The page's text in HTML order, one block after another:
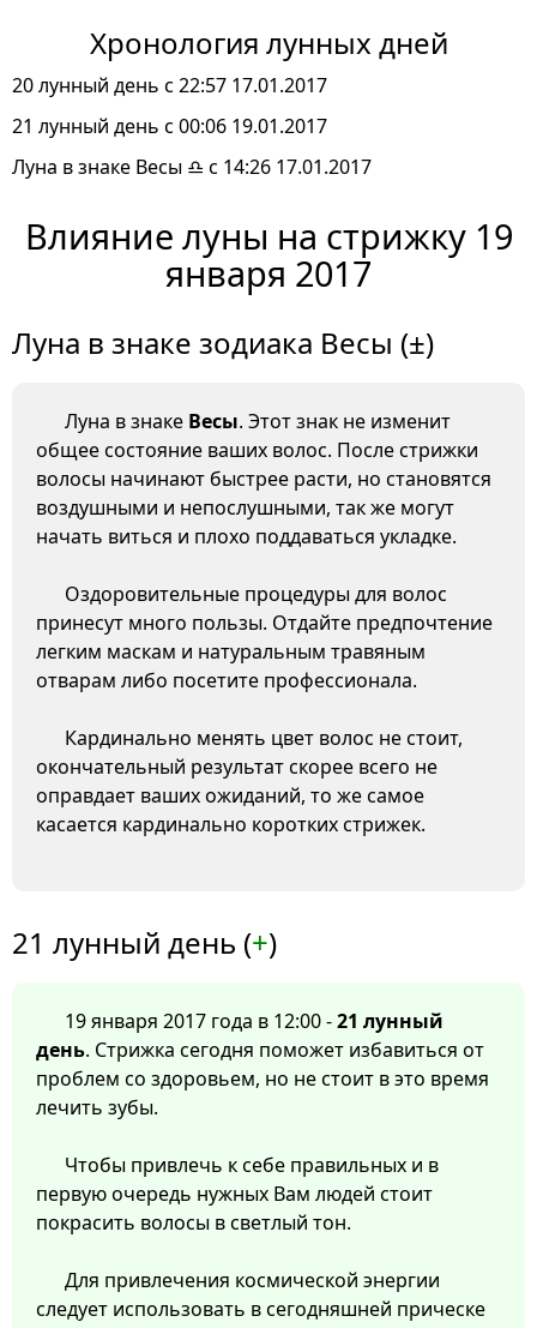
Хронология лунных дней
20 лунный день с 22:57 17.01.2017
21 лунный день с 00:06 19.01.2017
Луна в знаке Весы ♎ с 14:26 17.01.2017
Влияние луны на стрижку 19
января 2017
Луна в знаке зодиака Весы (±)
Луна в знаке Весы. Этот знак не изменит
общее состояние ваших волос. После стрижки
волосы начинают быстрее расти, но становятся
воздушными и непослушными, так же могут
начать виться и плохо поддаваться укладке.
Оздоровительные процедуры для волос
принесут много пользы. Отдайте предпочтение
легким маскам и натуральным травяным
отварам либо посетите профессионала.
Кардинально менять цвет волос не стоит,
окончательный результат скорее всего не
оправдает ваших ожиданий, то же самое
касается кардинально коротких стрижек.
21 лунный день (+)
19 января 2017 года в 12:00 -21 лунный
день. Стрижка сегодня поможет избавиться от
проблем со здоровьем, но не стоит в это время
лечить зубы.
Чтобы привлечь к себе правильных и в
первую очередь нужных Вам людей стоит
покрасить волосы в светлый тон.
Для привлечения космической энергии
следует использовать в сегодняшней прическе